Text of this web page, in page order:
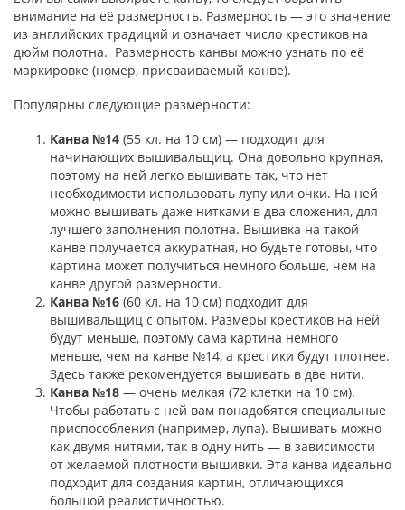
внимание на её размерность. Размерность — это значение
из английских традиций и означает число крестиков на
дюйм полотна. Размерность канвы можно узнать по её
маркировке (номер, присваиваемый канве).
Популярны следующие размерности:
Канва №14 (55 кл. на 10 см) — подходит для
начинающих вышивальщиц. Она довольно крупная,
поэтому на ней легко вышивать так, что нет
необходимости использовать лупу или очки. На ней
можно вышивать даже нитками в два сложения, для
лучшего заполнения полотна. Вышивка на такой
канве получается аккуратная, но будьте готовы, что
картина может получиться немного больше, чем на
канве другой размерности.
Канва №16 (60 кл. на 10 см) подходит для
вышивальщиц с опытом. Размеры крестиков на ней
будут меньше, поэтому сама картина немного
меньше, чем на канве №14, а крестики будут плотнее.
Здесь также рекомендуется вышивать в две нити.
Канва №18 — очень мелкая (72 клетки на 10 см).
Чтобы работать с ней вам понадобятся специальные
приспособления (например, лупа). Вышивать можно
как двумя нитями, так в одну нить — в зависимости
от желаемой плотности вышивки. Эта канва идеально
подходит для создания картин, отличающихся
большой реалистичностью.